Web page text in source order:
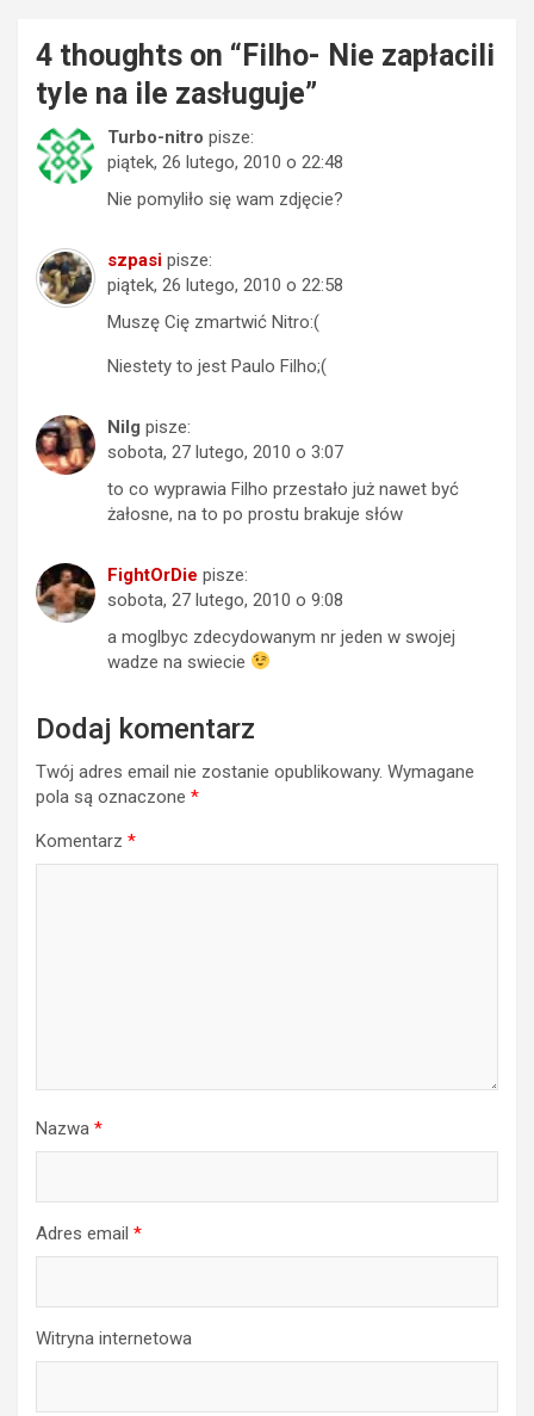
4 thoughts on “ Filho- Nie zapłacili
tyle na ile zasługuje”
Turbo-nitro pisze:
piątek, 26 lutego, 2010 o 22:48
Nie pomyliło się wam zdjęcie?
szpasi pisze:
piątek, 26 lutego, 2010 o 22:58
Muszę Cię zmartwić Nitro:(
Niestety to jest Paulo Filho;(
Nilg pisze:
sobota, 27 lutego, 2010 o 3:07
to co wyprawia Filho przestało już nawet być
żałosne, na to po prostu brakuje słów
FightOrDie pisze:
sobota, 27 lutego, 2010 o 9:08
a moglbyc zdecydowanym nr jeden w swojej
wadze na swiecie
Dodaj komentarz
Twój adres email nie zostanie opublikowany. Wymagane
pola są oznaczone *
Komentarz *
Nazwa *
Adres email *
Witryna internetowa